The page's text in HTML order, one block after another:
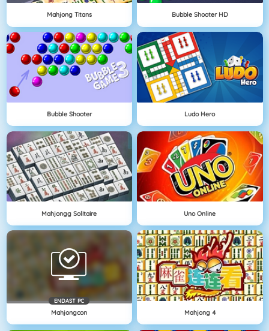
Mahjong Titans Bubble Shooter HD
Bubble Shooter Ludo Hero
Mahjongg Solitaire Uno Online
ENDAST PC
Mahjongcon Mahjong 4